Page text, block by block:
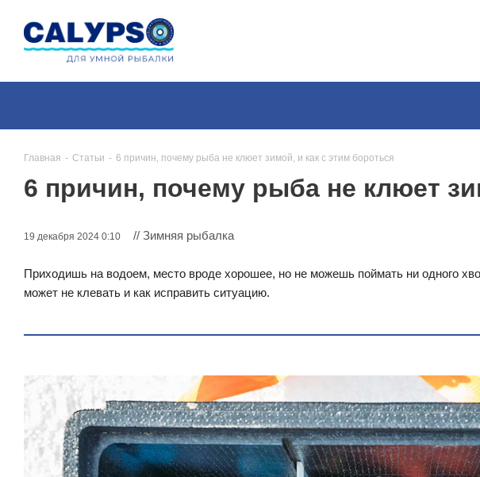
Главная - Статьи - 6 причин, почему рыба не клюет зимой, и как с этим бороться
6 причин, почему рыба не клюет
19 декабря 2024 0:10 // Зимняя рыбалка
Приходишь на водоем, место вроде хорошее, но не можешь поймать ни одного
может не клевать и как исправить ситуацию.